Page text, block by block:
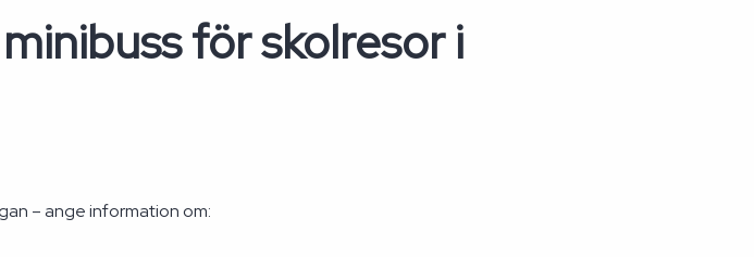
för skolresor i
– ange information om: